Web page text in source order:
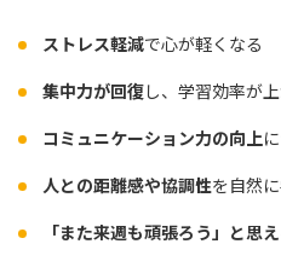
ストレス軽減で心が軽くなる
集中力が回復し、学習効率が
コミュニケーション力の向上
人との距離感や協調性を自然
「また来週も頑張ろう」と思